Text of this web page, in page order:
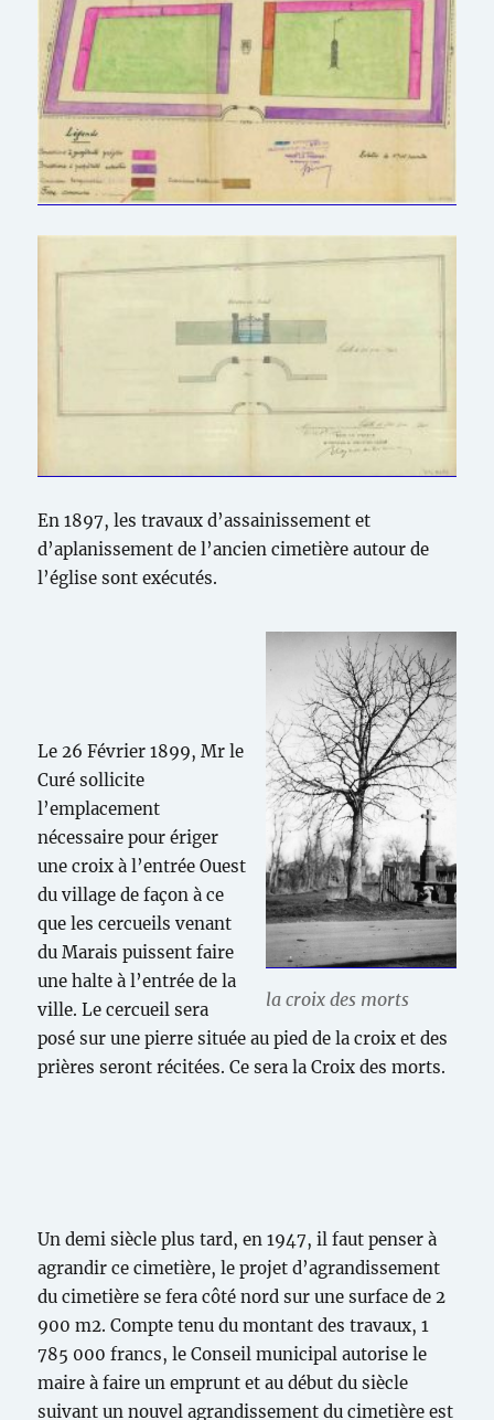
En 1897, les travaux d’assainissement et
d’aplanissement de l’ancien cimetière autour de
l’église sont exécutés.
la croix des morts
Le 26 Février 1899, Mr le
Curé sollicite
l’emplacement
nécessaire pour ériger
une croix à l’entrée Ouest
du village de façon à ce
que les cercueils venant
du Marais puissent faire
une halte à l’entrée de la
ville. Le cercueil sera
posé sur une pierre située au pied de la croix et des
prières seront récitées. Ce sera la Croix des morts.
Un demi siècle plus tard, en 1947, il faut penser à
agrandir ce cimetière, le projet d’agrandissement
du cimetière se fera côté nord sur une surface de 2
900 m2. Compte tenu du montant des travaux, 1
785 000 francs, le Conseil municipal autorise le
maire à faire un emprunt et au début du siècle
suivant un nouvel agrandissement du cimetière est